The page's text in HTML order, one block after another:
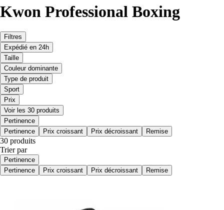
Kwon Professional Boxing
Filtres
Expédié en 24h
Taille
Couleur dominante
Type de produit
Sport
Prix
Voir les 30 produits
Pertinence
Pertinence
Prix croissant Prix décroissant Remise
30 produits
Trier par
Pertinence
Pertinence
Prix croissant Prix décroissant Remise